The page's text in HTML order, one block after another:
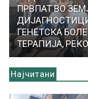
ПРВПАТ ВО
ГЕНЕТСКА
ТЕРАПИЈА,
Најчитани